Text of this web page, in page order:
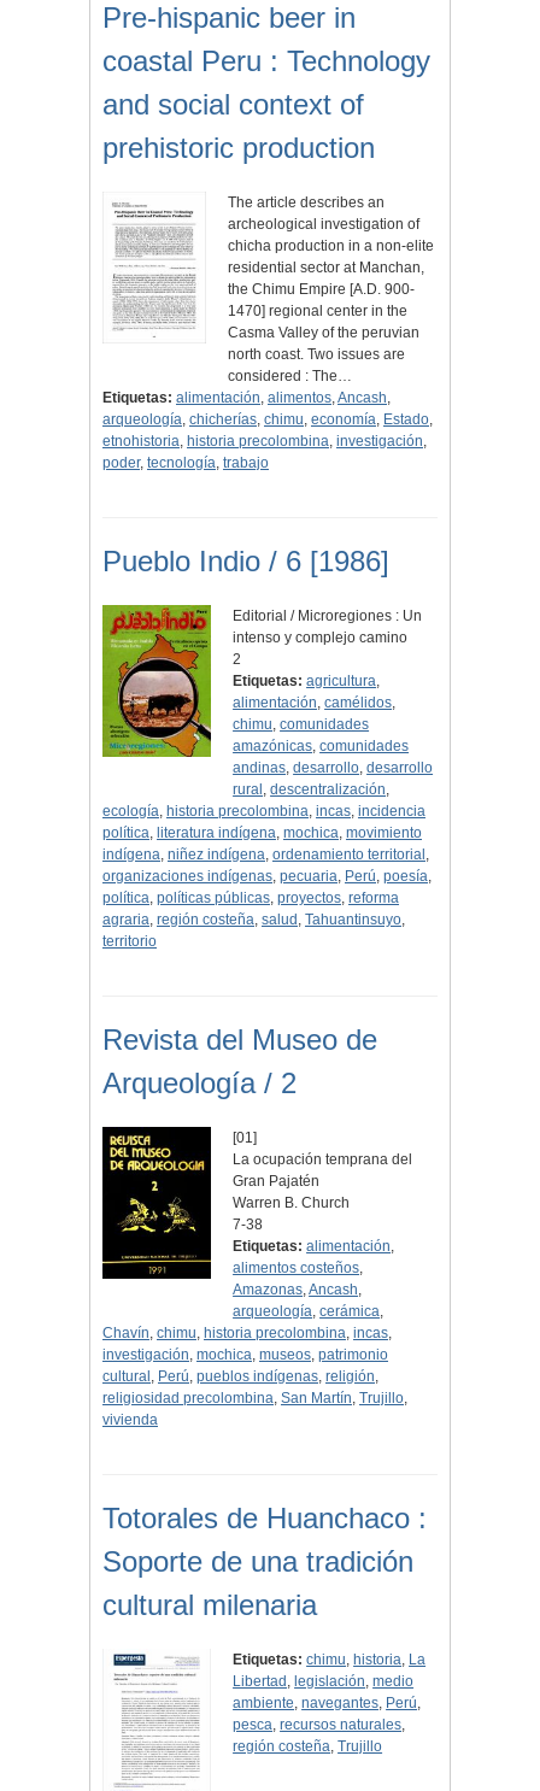
Pre-hispanic beer in
coastal Peru : Technology
and social context of
prehistoric production
The article describes an
archeological investigation of
chicha production in a non-elite
residential sector at Manchan,
the Chimu Empire [A.D. 900-
1470] regional center in the
Casma Valley of the peruvian
north coast. Two issues are
considered : The…
Etiquetas: alimentación, alimentos,Ancash,
arqueología, chicherías, chimu, economía, Estado,
etnohistoria, historia precolombina, investigación,
poder, tecnología, trabajo
Pueblo Indio / 6 [1986]
Editorial / Microregiones : Un
intenso y complejo camino
2
Etiquetas: agricultura,
alimentación,camélidos,
chimu,comunidades
amazónicas,comunidades
andinas,desarrollo,desarrollo
rural ,descentralización,
ecología, historia precolombina, incas, incidencia
política, literatura indígena, mochica, movimiento
indígena, niñez indígena, ordenamiento territorial ,
organizaciones indígenas, pecuaria, Perú, poesía,
política, políticas públicas, proyectos, reforma
agraria, región costeña, salud , Tahuantinsuyo,
territorio
Revista del Museo de
Arqueología / 2
[01]
La ocupación temprana del
Gran Pajatén
Warren B. Church
7-38
Etiquetas: alimentación,
alimentos costeños,
Amazonas,Ancash,
arqueología,cerámica,
Chavín, chimu, historia precolombina, incas,
investigación, mochica, museos, patrimonio
cultural , Perú, pueblos indígenas, religión,
religiosidad precolombina, San Martín, Trujillo,
vivienda
Totorales de Huanchaco :
Soporte de una tradición
cultural milenaria
Etiquetas: chimu, historia, La
Libertad , legislación,medio
ambiente,navegantes, Perú,
pesca,recursos naturales,
región costeña,Trujillo